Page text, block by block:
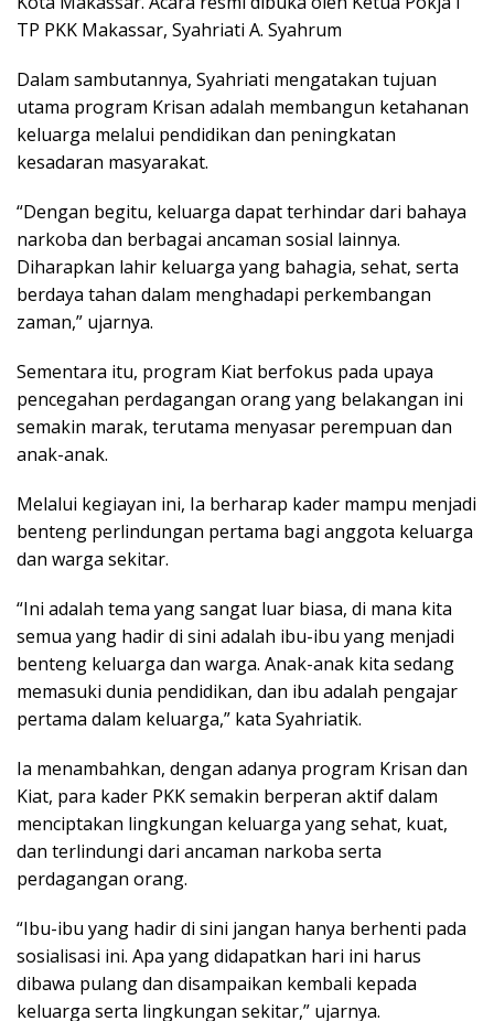
TP PKK Makassar, Syahriati A. Syahrum
Dalam sambutannya, Syahriati mengatakan tujuan
utama program Krisan adalah membangun ketahanan
keluarga melalui pendidikan dan peningkatan
kesadaran masyarakat.
“Dengan begitu, keluarga dapat terhindar dari bahaya
narkoba dan berbagai ancaman sosial lainnya.
Diharapkan lahir keluarga yang bahagia, sehat, serta
berdaya tahan dalam menghadapi perkembangan
zaman,” ujarnya.
Sementara itu, program Kiat berfokus pada upaya
pencegahan perdagangan orang yang belakangan ini
semakin marak, terutama menyasar perempuan dan
anak-anak.
Melalui kegiayan ini, Ia berharap kader mampu menjadi
benteng perlindungan pertama bagi anggota keluarga
dan warga sekitar.
“Ini adalah tema yang sangat luar biasa, di mana kita
semua yang hadir di sini adalah ibu-ibu yang menjadi
benteng keluarga dan warga. Anak-anak kita sedang
memasuki dunia pendidikan, dan ibu adalah pengajar
pertama dalam keluarga,” kata Syahriatik.
Ia menambahkan, dengan adanya program Krisan dan
Kiat, para kader PKK semakin berperan aktif dalam
menciptakan lingkungan keluarga yang sehat, kuat,
dan terlindungi dari ancaman narkoba serta
perdagangan orang.
“Ibu-ibu yang hadir di sini jangan hanya berhenti pada
sosialisasi ini. Apa yang didapatkan hari ini harus
dibawa pulang dan disampaikan kembali kepada
keluarga serta lingkungan sekitar,” ujarnya.